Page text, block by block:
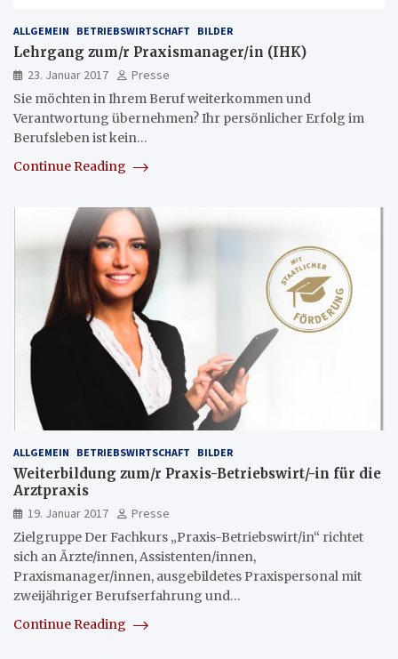
ALLGEMEIN BETRIEBSWIRTSCHAFT BILDER
Lehrgang zum/r Praxismanager/in (IHK)
23. Januar 2017
Presse
Sie möchten in Ihrem Beruf weiterkommen und
Verantwortung übernehmen? Ihr persönlicher Erfolg im
Berufsleben ist kein…
Continue Reading
ALLGEMEIN BETRIEBSWIRTSCHAFT BILDER
Weiterbildung zum/r Praxis-Betriebswirt/-in für die
Arztpraxis
19. Januar 2017
Presse
Zielgruppe Der Fachkurs „Praxis-Betriebswirt/in“ richtet
sich an Ärzte/innen, Assistenten/innen,
Praxismanager/innen, ausgebildetes Praxispersonal mit
zweijähriger Berufserfahrung und…
Continue Reading